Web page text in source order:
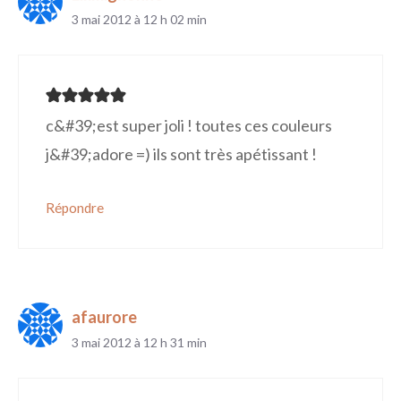
3 mai 2012 à 12 h 02 min
c&#39;est super joli ! toutes ces couleurs
j&#39;adore =) ils sont très apétissant !
Répondre
afaurore
3 mai 2012 à 12 h 31 min